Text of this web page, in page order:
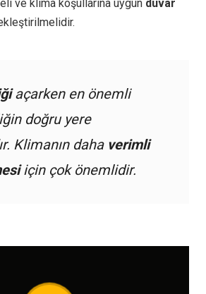
ve klima koşullarına uygun duvar
açarken en önemli
doğru yere
Klimanın daha verimli
için çok önemlidir.